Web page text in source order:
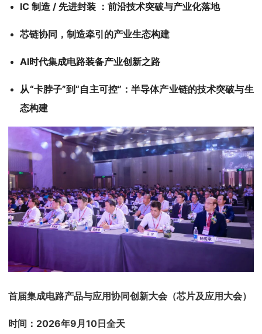
IC 制造 / 先进封装 ：前沿技术突破与产业化落地
芯链协同，制造牵引的产业生态构建
AI时代集成电路装备产业创新之路
从“卡脖子”到“自主可控”：半导体产业链的技术突破与生
态构建
首届集成电路产品与应用协同创新大会 （芯片及应用大会）
时间：2026年9月10日全天